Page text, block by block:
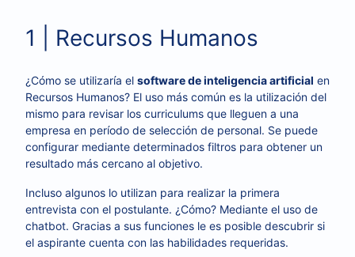
1 | Recursos Humanos
¿Cómo se utilizaría el software de inteligencia artificial en
Recursos Humanos? El uso más común es la utilización del
mismo para revisar los curriculums que lleguen a una
empresa en período de selección de personal. Se puede
configurar mediante determinados filtros para obtener un
resultado más cercano al objetivo.
Incluso algunos lo utilizan para realizar la primera
entrevista con el postulante. ¿Cómo? Mediante el uso de
chatbot. Gracias a sus funciones le es posible descubrir si
el aspirante cuenta con las habilidades requeridas.